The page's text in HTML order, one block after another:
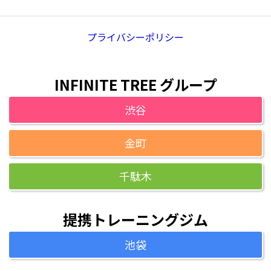
プライバシーポリシー
INFINITE TREE グループ
渋谷
金町
千駄木
提携トレーニングジム
池袋